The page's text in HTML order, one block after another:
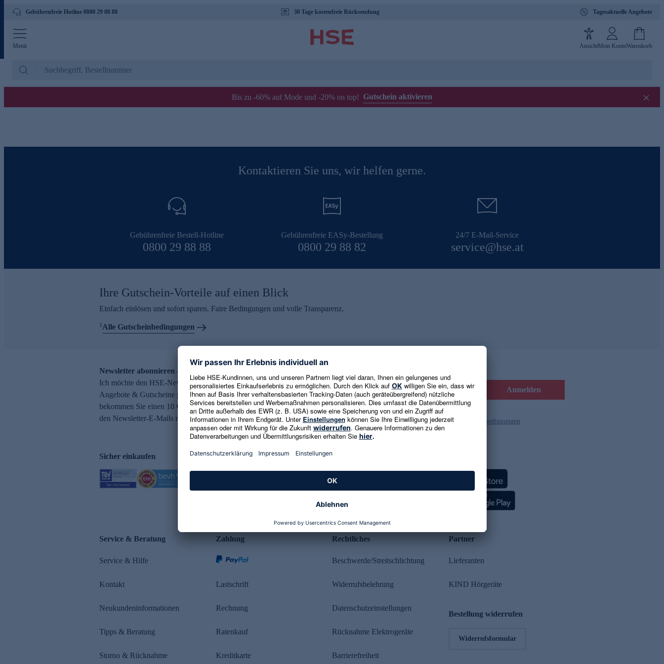
Gebührenfreie Hotline 0800 29 88 88 30 Tage kostenfreie Rücksendung Tagesaktuelle Angebote
Menü AnsichtMein KontoWarenkorb
Bis zu -60% auf Mode und -20% on top! Gutschein aktivieren
Kontaktieren Sie uns, wir helfen gerne.
Gebührenfreie Bestell-Hotline
0800 29 88 88
Gebührenfreie EASy-Bestellung
0800 29 88 82
24/7 E-Mail-Service
service@hse.at
Ihre Gutschein-Vorteile auf einen Blick
Einfach einlösen und sofort sparen. Faire Bedingungen und volle Transparenz.
1Alle Gutscheinbedingungen
Newsletter abonnieren – 10 € Gutschein erhalten
Ich möchte den HSE-Newsletter abonnieren und aktuelle Trends,
Angebote & Gutscheine per E-Mail erhalten. Als Dankeschön
bekommen Sie einen 10 € Gutschein. Eine Abmeldung ist jederzeit in
den Newsletter-E-Mails möglich.
E-Mail-Adresse eingeben Anmelden
Es gelten die Datenschutzrichtlinienund die Gutscheinbedingungen
Sicher einkaufen Kundenbewertung
Service & Beratung
Service & Hilfe
Kontakt
Neukundeninformationen
Tipps & Beratung
Storno & Rücknahme
Zahlung
Lastschrift
Rechnung
Ratenkauf
Kreditkarte
Rechtliches
Beschwerde/Streitschlichtung
Widerrufsbelehrung
Datenschutzeinstellungen
Rücknahme Elektrogeräte
Barrierefreiheit
Partner
Lieferanten
KIND Hörgeräte
Bestellung widerrufen
Widerrufsformular